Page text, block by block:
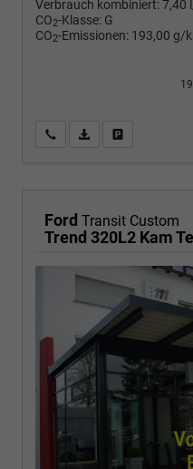
Verbrauch kombiniert:7,40
CO2-Klasse: G
CO2-Emissionen: 193,00 g/
Wir rufen Sie an
PDF-
Ford Transit Custom
Trend 320L2 Kam